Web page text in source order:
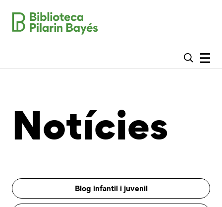
Notícies
Blog infantil i juvenil